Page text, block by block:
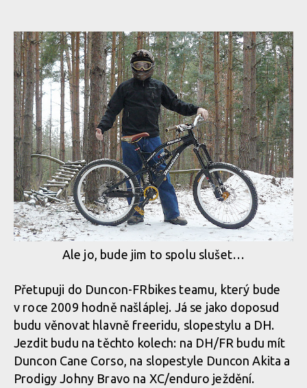
Ale jo, bude jim to spolu slušet…
Přetupuji do Duncon-FRbikes teamu, který bude
v roce 2009 hodně našláplej. Já se jako doposud
budu věnovat hlavně freeridu, slopestylu a DH.
Jezdit budu na těchto kolech: na DH/FR budu mít
Duncon Cane Corso, na slopestyle Duncon Akita a
Prodigy Johny Bravo na XC/enduro ježdění.